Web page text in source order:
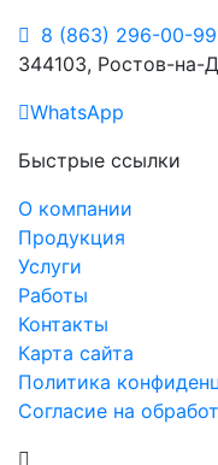
8 (863) 296-00-99
344103, Ростов-на-
WhatsApp
Быстрые ссылки
О компании
Продукция
Услуги
Работы
Контакты
Карта сайта
Политика
Согласие на